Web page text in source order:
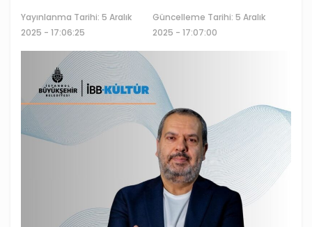
Yayınlanma Tarihi: 5 Aralık
2025 - 17:06:25
Güncelleme Tarihi: 5 Aralık
2025 - 17:07:00